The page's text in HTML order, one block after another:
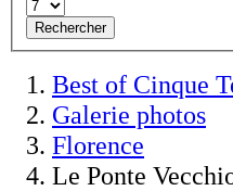
Rechercher
Best of Cinque
Galerie photos
Florence
Le Ponte